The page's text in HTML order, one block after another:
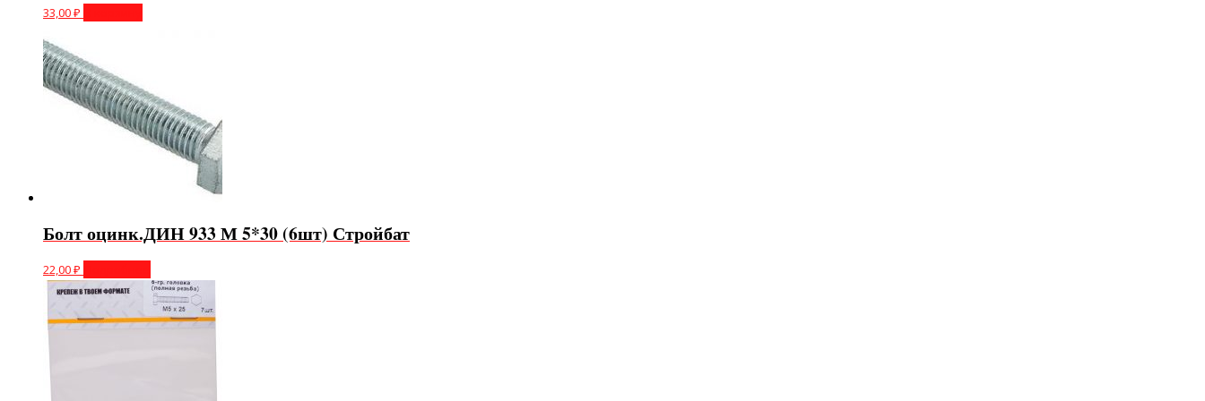
33,00₽
Болт оцинк.ДИН 933 М 5*30 (6шт) Стройбат
22,00₽